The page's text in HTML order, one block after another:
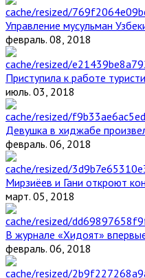
Управление мусульман
февраль. 08, 2018
Приступила к работе
июль. 03, 2018
Девушка в хиджабе
февраль. 06, 2018
Мирзиёев и Гани откроют
март. 05, 2018
В журнале «Хидоят»
февраль. 06, 2018